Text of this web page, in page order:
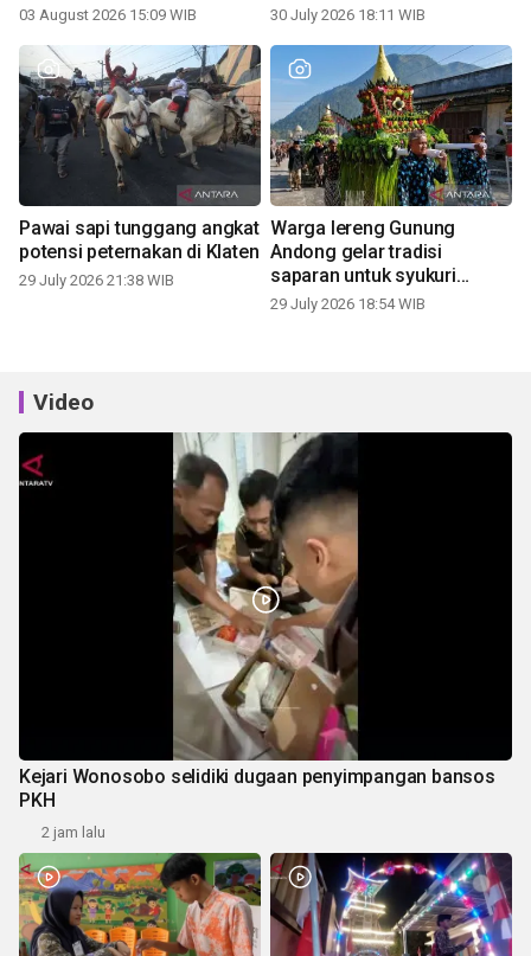
03 August 2026 15:09 WIB 30 July 2026 18:11 WIB
Pawai sapi tunggang angkat
potensi peternakan di Klaten
29 July 2026 21:38 WIB
Warga lereng Gunung
Andong gelar tradisi
saparan untuk syukuri
panen
29 July 2026 18:54 WIB
Video
Kejari Wonosobo selidiki dugaan penyimpangan bansos
PKH
2 jam lalu